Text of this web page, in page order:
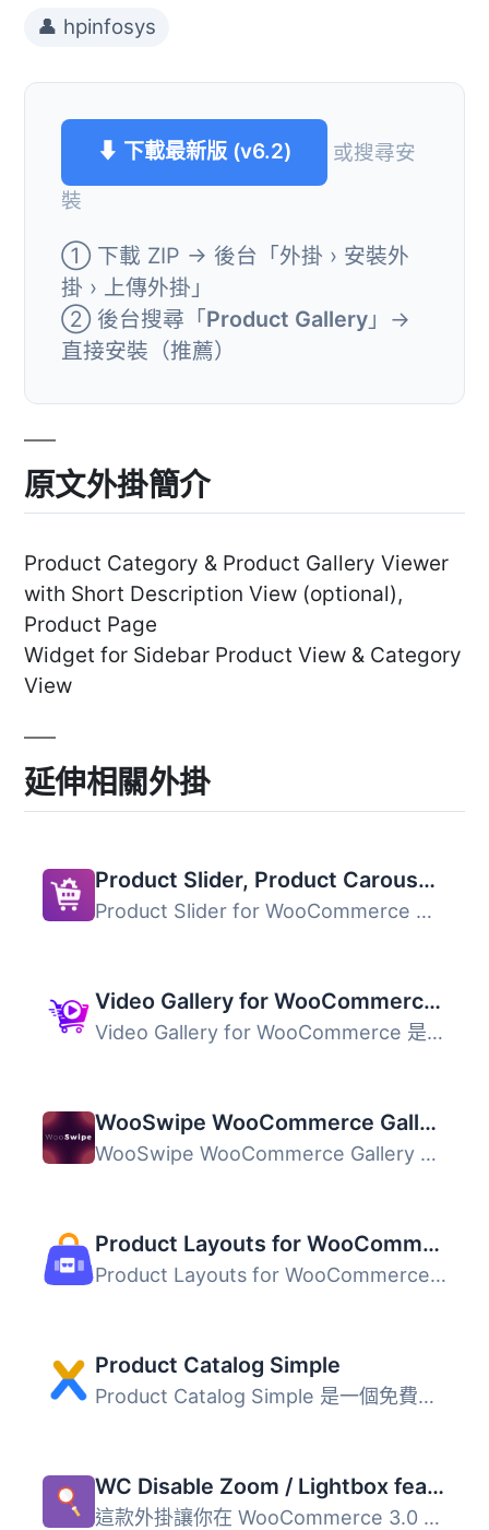
👤 hpinfosys
⬇ 下載最新版 (v6.2)
或搜尋安
裝
① 下載 ZIP → 後台「外掛 › 安裝外
掛 › 上傳外掛」
② 後台搜尋「Product Gallery 」→
直接安裝（推薦）
原文外掛簡介
Product Category & Product Gallery Viewer
with Short Description View (optional),
Product Page
Widget for Sidebar Product View & Category
View
延伸相關外掛
Product Slider, Product Carousel and Product Grid Gallery for WooCommerce – WooProduct Slider
Product Slider for WooCommerce 是一款響應式的外掛，讓使用...
Video Gallery for WooCommerce – Add Product Video & Featured Video
Video Gallery for WooCommerce 是一款簡單的 WooCommerce 外...
WooSwipe WooCommerce Gallery
WooSwipe WooCommerce Gallery 外掛用於替換 WooCommerce 的...
Product Layouts for WooCommerce
Product Layouts for WooCommerce 是一款無需編碼即可美化產...
Product Catalog Simple
Product Catalog Simple 是一個免費的 WordPress 外掛，可幫...
WC Disable Zoom / Lightbox features
這款外掛讓你在 WooCommerce 3.0 中可以禁用/啟用新的產品圖...